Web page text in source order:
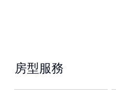
房型服務